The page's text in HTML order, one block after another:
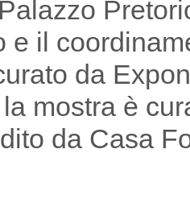
e il
da
mostra è
da Casa